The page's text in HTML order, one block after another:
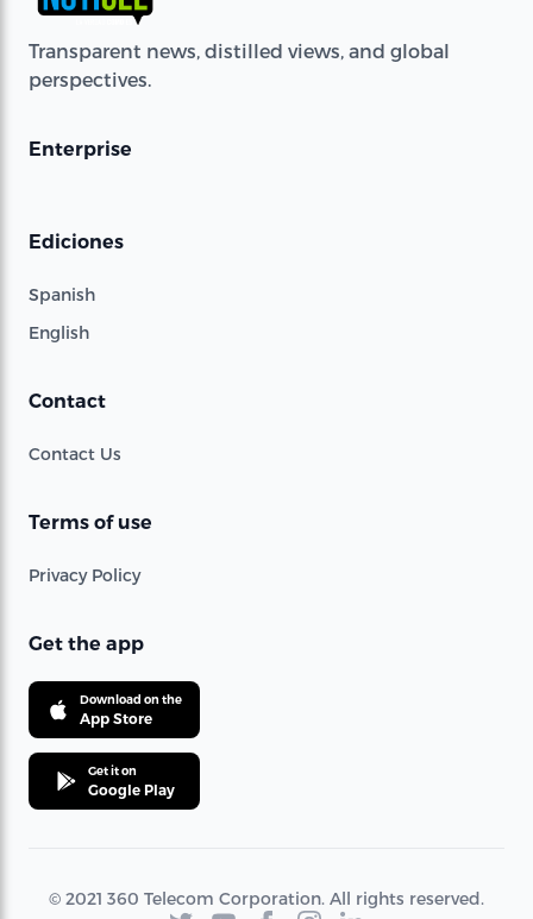
Transparent news, distilled views, and global
perspectives.
Enterprise
Ediciones
Spanish
English
Contact
Contact Us
Terms of use
Privacy Policy
Get the app
Download on the
App Store
Get it on
Google Play
© 2021 360 Telecom Corporation. All rights reserved.